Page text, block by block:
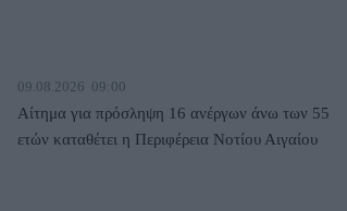
09.08.2026 09:00
Αίτημα για πρόσληψη 16 ανέργων άνω των 55
ετών καταθέτει η Περιφέρεια Νοτίου Αιγαίου